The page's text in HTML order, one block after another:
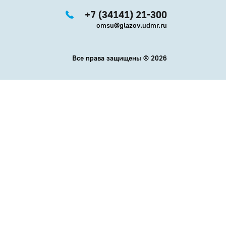
+7 (34141) 21-300
omsu@glazov.udmr.ru
Все права защищены © 2026